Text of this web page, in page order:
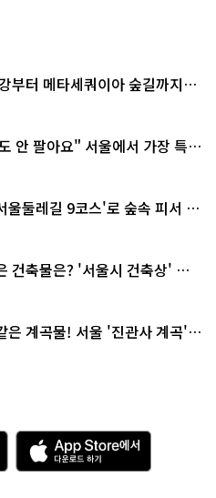
부터 메타세쿼이아 숲길까지…
안 팔아요" 서울에서 가장 특별
울둘레길 9코스'로 숲속 피서 떠
건축물은? '서울시 건축상' 수
은 계곡물! 서울 '진관사 계곡'이
A
p
p